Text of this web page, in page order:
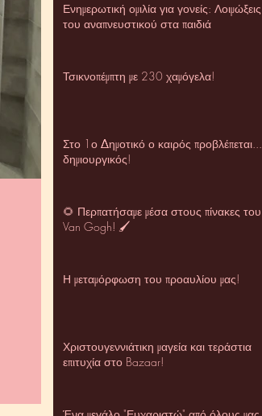
Ενημερωτική ομιλία για γονείς: Λοιμώξεις
του αναπνευστικού στα παιδιά
Τσικνοπέμπτη με 230 χαμόγελα!
Στο 1ο Δημοτικό ο καιρός προβλέπεται...
δημιουργικός!
🌻 Περπατήσαμε μέσα στους πίνακες του
Van Gogh! 🖌️
Η μεταμόρφωση του προαυλίου μας!
Χριστουγεννιάτικη μαγεία και τεράστια
επιτυχία στο Bazaar!